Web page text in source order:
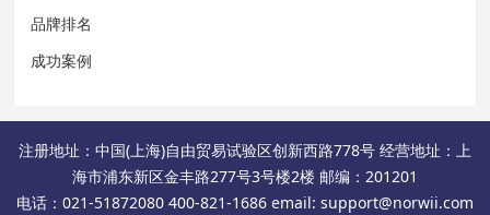
品牌排名
成功案例
注册地址：中国(上海)自由贸易试验区创新西路778号 经营地址：上
海市浦东新区金丰路277号3号楼2楼 邮编：201201
电话：021-51872080 400-821-1686 email: support@norwii.com